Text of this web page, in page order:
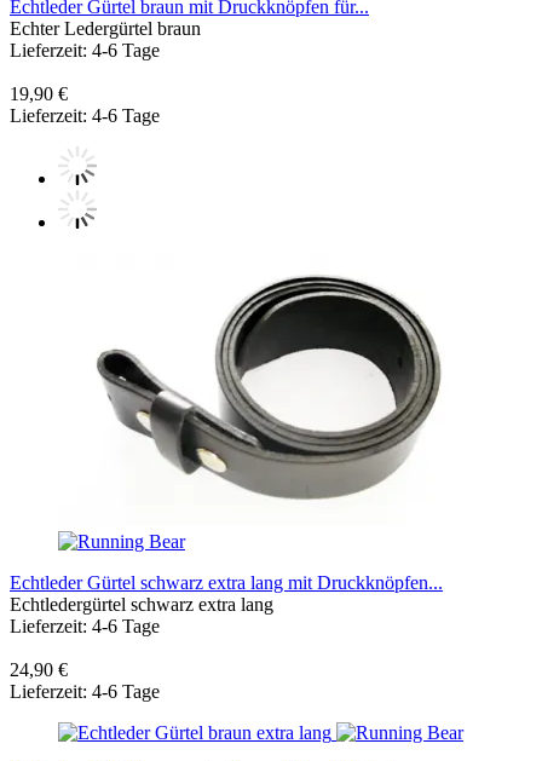
Echtleder Gürtel braun mit Druckknöpfen für...
Echter Ledergürtel braun
Lieferzeit: 4-6 Tage
19,90 €
Lieferzeit: 4-6 Tage
Echtleder Gürtel schwarz extra lang mit Druckknöpfen...
Echtledergürtel schwarz extra lang
Lieferzeit: 4-6 Tage
24,90 €
Lieferzeit: 4-6 Tage